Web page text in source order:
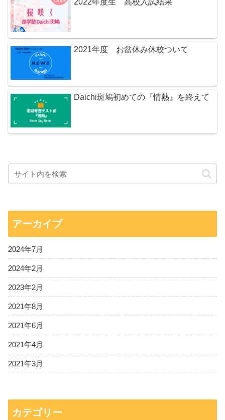
2021年度 お盆休み休校ついて
Daichi斑鳩初めての『情熱』を終えて
アーカイブ
2024年7月
2024年2月
2023年2月
2021年8月
2021年6月
2021年4月
2021年3月
カテゴリー